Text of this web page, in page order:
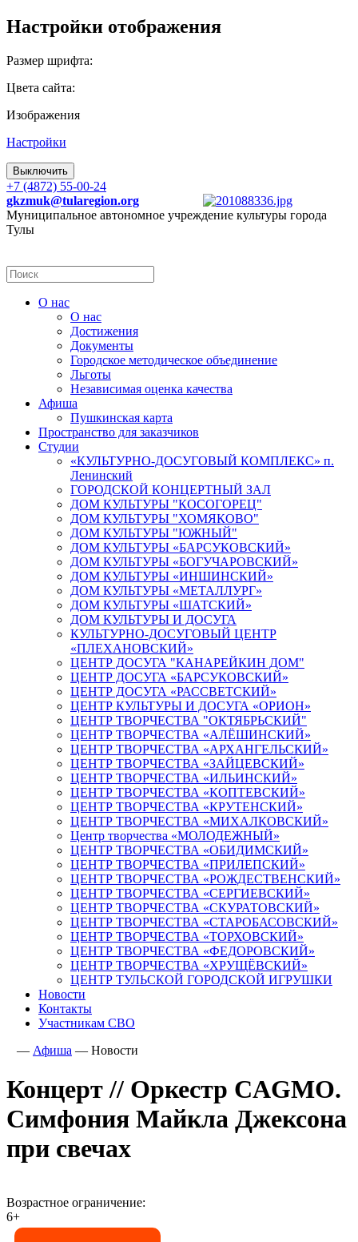
Настройки отображения
Размер шрифта:
Цвета сайта:
Изображения
Настройки
Выключить
+7 (4872) 55-00-24
gkzmuk@tularegion.org
Муниципальное автономное учреждение культуры города
Тулы
О нас
О нас
Достижения
Документы
Городское методическое объединение
Льготы
Независимая оценка качества
Афиша
Пушкинская карта
Пространство для заказчиков
Студии
«КУЛЬТУРНО-ДОСУГОВЫЙ КОМПЛЕКС» п.
Ленинский
ГОРОДСКОЙ КОНЦЕРТНЫЙ ЗАЛ
ДОМ КУЛЬТУРЫ "КОСОГОРЕЦ"
ДОМ КУЛЬТУРЫ "ХОМЯКОВО"
ДОМ КУЛЬТУРЫ "ЮЖНЫЙ"
ДОМ КУЛЬТУРЫ «БАРСУКОВСКИЙ»
ДОМ КУЛЬТУРЫ «БОГУЧАРОВСКИЙ»
ДОМ КУЛЬТУРЫ «ИНШИНСКИЙ»
ДОМ КУЛЬТУРЫ «МЕТАЛЛУРГ»
ДОМ КУЛЬТУРЫ «ШАТСКИЙ»
ДОМ КУЛЬТУРЫ И ДОСУГА
КУЛЬТУРНО-ДОСУГОВЫЙ ЦЕНТР
«ПЛЕХАНОВСКИЙ»
ЦЕНТР ДОСУГА "КАНАРЕЙКИН ДОМ"
ЦЕНТР ДОСУГА «БАРСУКОВСКИЙ»
ЦЕНТР ДОСУГА «РАССВЕТСКИЙ»
ЦЕНТР КУЛЬТУРЫ И ДОСУГА «ОРИОН»
ЦЕНТР ТВОРЧЕСТВА "ОКТЯБРЬСКИЙ"
ЦЕНТР ТВОРЧЕСТВА «АЛЁШИНСКИЙ»
ЦЕНТР ТВОРЧЕСТВА «АРХАНГЕЛЬСКИЙ»
ЦЕНТР ТВОРЧЕСТВА «ЗАЙЦЕВСКИЙ»
ЦЕНТР ТВОРЧЕСТВА «ИЛЬИНСКИЙ»
ЦЕНТР ТВОРЧЕСТВА «КОПТЕВСКИЙ»
ЦЕНТР ТВОРЧЕСТВА «КРУТЕНСКИЙ»
ЦЕНТР ТВОРЧЕСТВА «МИХАЛКОВСКИЙ»
Центр творчества «МОЛОДЕЖНЫЙ»
ЦЕНТР ТВОРЧЕСТВА «ОБИДИМСКИЙ»
ЦЕНТР ТВОРЧЕСТВА «ПРИЛЕПСКИЙ»
ЦЕНТР ТВОРЧЕСТВА «РОЖДЕСТВЕНСКИЙ»
ЦЕНТР ТВОРЧЕСТВА «СЕРГИЕВСКИЙ»
ЦЕНТР ТВОРЧЕСТВА «СКУРАТОВСКИЙ»
ЦЕНТР ТВОРЧЕСТВА «СТАРОБАСОВСКИЙ»
ЦЕНТР ТВОРЧЕСТВА «ТОРХОВСКИЙ»
ЦЕНТР ТВОРЧЕСТВА «ФЕДОРОВСКИЙ»
ЦЕНТР ТВОРЧЕСТВА «ХРУЩЁВСКИЙ»
ЦЕНТР ТУЛЬСКОЙ ГОРОДСКОЙ ИГРУШКИ
Новости
Контакты
Участникам СВО
— Афиша — Новости
Концерт // Оркестр CAGMO.
Симфония Майкла Джексона
при свечах
Возрастное ограничение:
6+